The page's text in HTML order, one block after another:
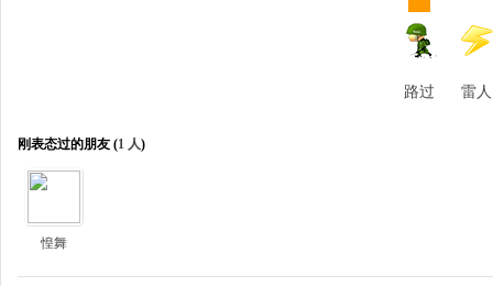
路过 雷人
刚表态过的朋友 (1 人)
惶舞